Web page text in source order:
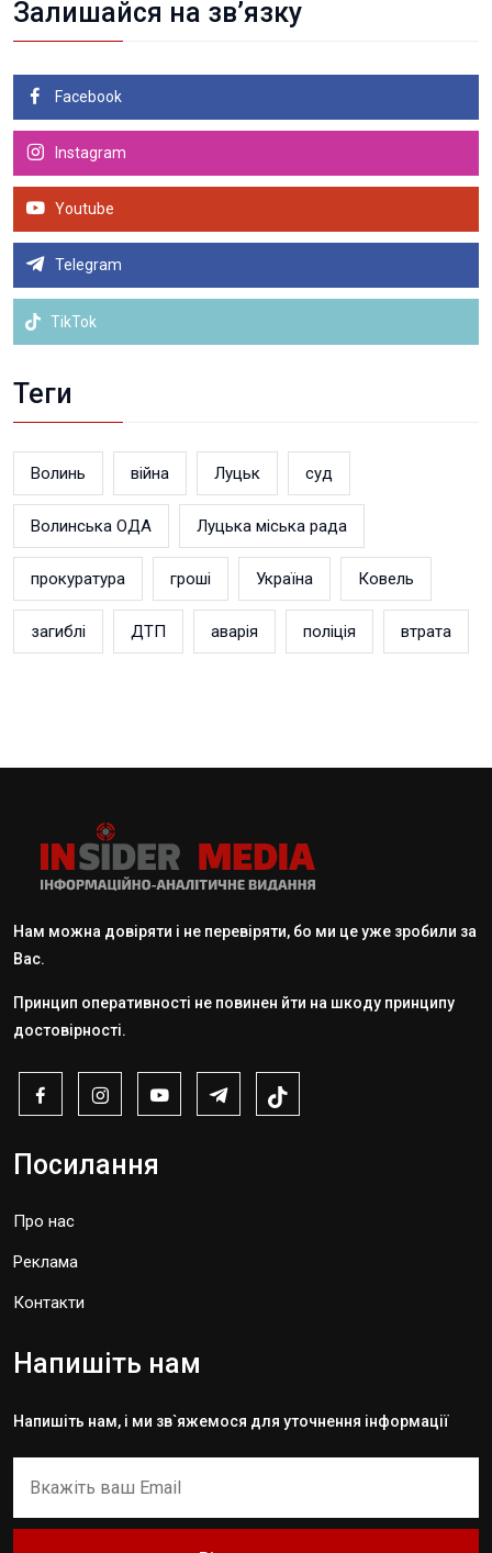
Залишайся на зв’язку
Facebook
Instagram
Youtube
Telegram
TikTok
Теги
Волинь війна Луцьк суд
Волинська ОДА Луцька міська рада
прокуратура гроші Україна Ковель
загиблі ДТП аварія поліція втрата
Нам можна довіряти і не перевіряти, бо ми це уже зробили за
Вас.
Принцип оперативності не повинен йти на шкоду принципу
достовірності.
Посилання
Про нас
Реклама
Контакти
Напишіть нам
Напишіть нам, і ми зв`яжемося для уточнення інформації